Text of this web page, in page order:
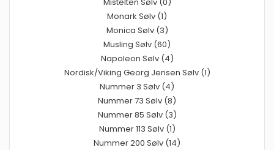
Mistelten Sølv (0)
Monark Sølv (1)
Monica Sølv (3)
Musling Sølv (60)
Napoleon Sølv (4)
Nordisk/Viking Georg Jensen Sølv (1)
Nummer 3 Sølv (4)
Nummer 73 Sølv (8)
Nummer 85 Sølv (3)
Nummer 113 Sølv (1)
Nummer 200 Sølv (14)